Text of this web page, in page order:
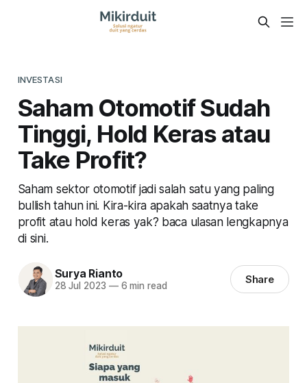
INVESTASI
Saham Otomotif Sudah
Tinggi, Hold Keras atau
Take Profit?
Saham sektor otomotif jadi salah satu yang paling
bullish tahun ini. Kira-kira apakah saatnya take
profit atau hold keras yak? baca ulasan lengkapnya
di sini.
Surya Rianto
28 Jul 2023 —6 min read Share